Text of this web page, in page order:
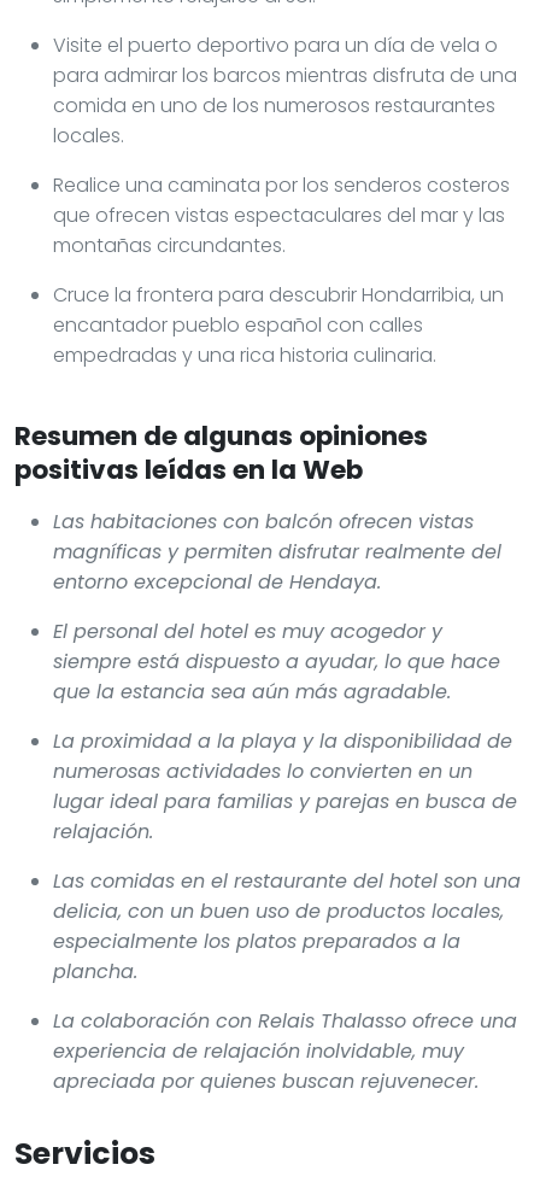
Visite el puerto deportivo para un día de vela o
para admirar los barcos mientras disfruta de una
comida en uno de los numerosos restaurantes
locales.
Realice una caminata por los senderos costeros
que ofrecen vistas espectaculares del mar y las
montañas circundantes.
Cruce la frontera para descubrir Hondarribia, un
encantador pueblo español con calles
empedradas y una rica historia culinaria.
Resumen de algunas opiniones
positivas leídas en la Web
Las habitaciones con balcón ofrecen vistas
magníficas y permiten disfrutar realmente del
entorno excepcional de Hendaya.
El personal del hotel es muy acogedor y
siempre está dispuesto a ayudar, lo que hace
que la estancia sea aún más agradable.
La proximidad a la playa y la disponibilidad de
numerosas actividades lo convierten en un
lugar ideal para familias y parejas en busca de
relajación.
Las comidas en el restaurante del hotel son una
delicia, con un buen uso de productos locales,
especialmente los platos preparados a la
plancha.
La colaboración con Relais Thalasso ofrece una
experiencia de relajación inolvidable, muy
apreciada por quienes buscan rejuvenecer.
Servicios